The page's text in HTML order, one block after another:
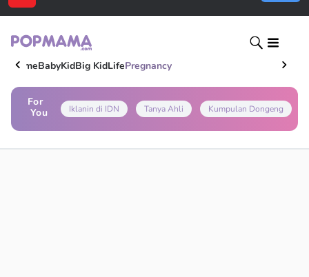
HomeBabyKidBig KidLifePregnancy
For
You
Iklanin di IDN Tanya Ahli Kumpulan Dongeng